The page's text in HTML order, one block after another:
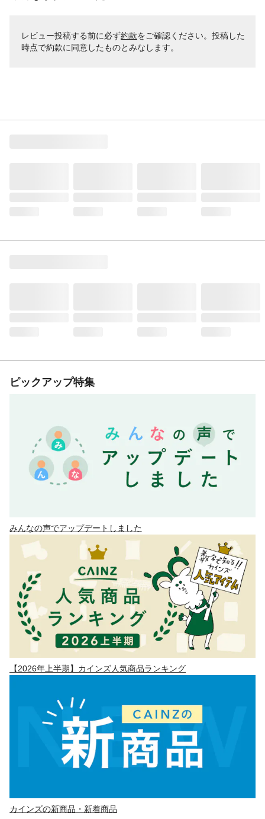
レビュー投稿する前に必ず約款をご確認ください。投稿した
時点で約款に同意したものとみなします。
ピックアップ特集
みんなの声でアップデートしました
【2026年上半期】カインズ人気商品ランキング
カインズの新商品・新着商品